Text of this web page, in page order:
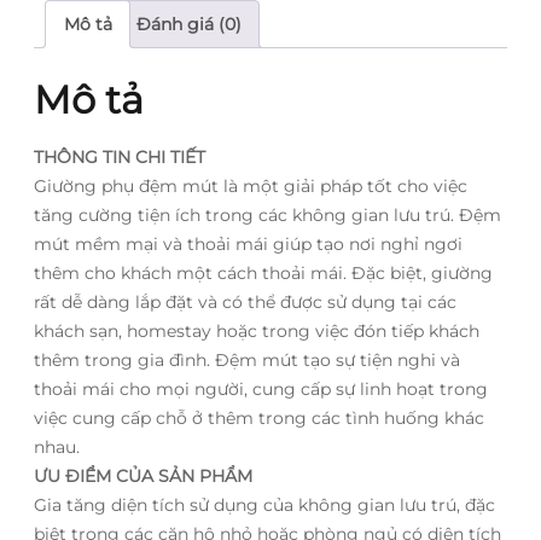
Mô tả Đánh giá (0)
Mô tả
THÔNG TIN CHI TIẾT
Giường phụ đệm mút là một giải pháp tốt cho việc
tăng cường tiện ích trong các không gian lưu trú. Đệm
mút mềm mại và thoải mái giúp tạo nơi nghỉ ngơi
thêm cho khách một cách thoải mái. Đặc biệt, giường
rất dễ dàng lắp đặt và có thể được sử dụng tại các
khách sạn, homestay hoặc trong việc đón tiếp khách
thêm trong gia đình. Đệm mút tạo sự tiện nghi và
thoải mái cho mọi người, cung cấp sự linh hoạt trong
việc cung cấp chỗ ở thêm trong các tình huống khác
nhau.
ƯU ĐIỂM CỦA SẢN PHẨM
Gia tăng diện tích sử dụng của không gian lưu trú, đặc
biệt trong các căn hộ nhỏ hoặc phòng ngủ có diện tích